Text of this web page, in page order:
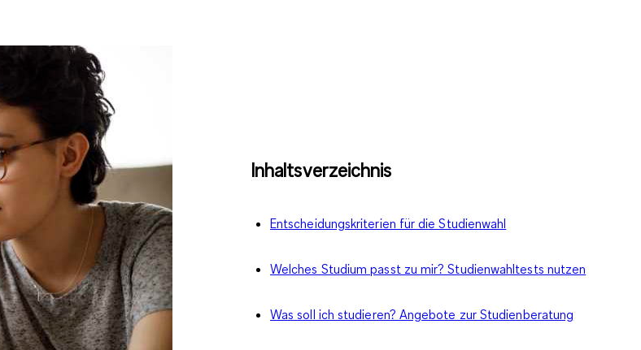
Inhaltsverzeichnis
Entscheidungskriterien für die Studienwahl
Welches Studium passt zu mir? Studienwahltests nutzen
Was soll ich studieren? Angebote zur Studienberatung